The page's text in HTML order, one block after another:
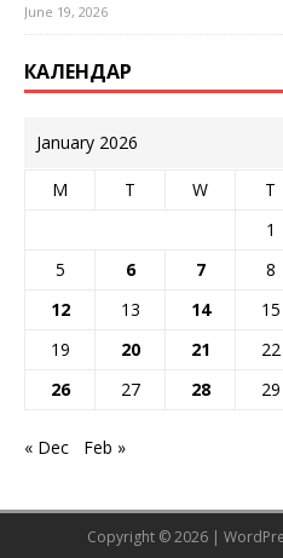
June 19, 2026
КАЛЕНДАР
January 2026
M T W T
1
5
6 7 8
12
13 14 15
19
20 21 22
26
27 28 29
« Dec Feb »
Copyright © 2026 |